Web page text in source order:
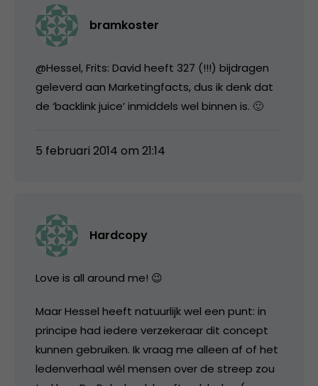
bramkoster
@Hessel, Frits: David heeft 327 (!!!) bijdragen
geleverd aan Marketingfacts, dus ik denk dat
de ‘backlink juice’ inmiddels wel binnen is. 🙂
5 februari 2014 om 21:14
Hardcopy
Love is all around me! 😉
Maar Hessel heeft natuurlijk wel een punt: in
principe had iedere verzekeraar dit concept
kunnen gebruiken. Ik vraag me alleen af of het
ledenverhaal wél mensen over de streep zou